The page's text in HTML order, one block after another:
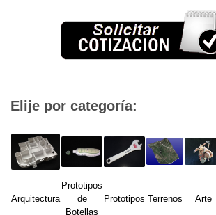
Elije por categoría:
Arquitectura
Prototipos
de
Botellas
Prototipos Terrenos Arte